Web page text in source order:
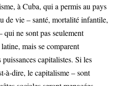
à Cuba, qui a permis au pays
de vie – santé, mortalité infantile,
qui ne sont pas seulement
mais se comparent
capitalistes. Si les
à-dire, le capitalisme – sont